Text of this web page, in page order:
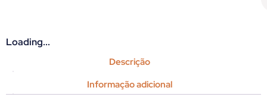
Loading...
Descrição
Informação adicional